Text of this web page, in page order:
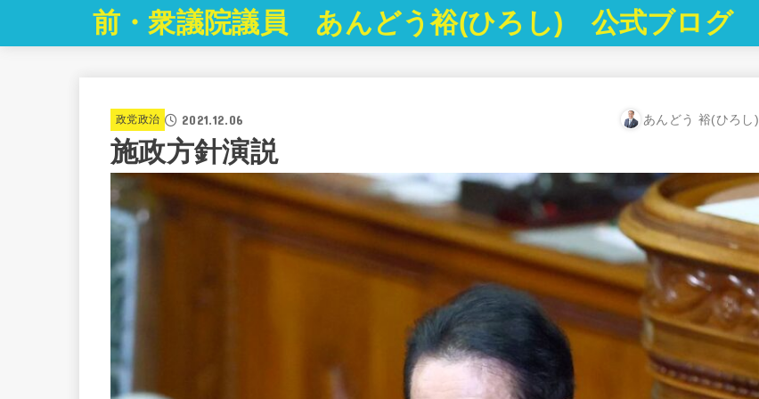
前・衆議院議員 あんどう裕(ひろし) 公式ブログ
政党政治 2021.12.06 あんどう 裕(ひろし)
施政方針演説